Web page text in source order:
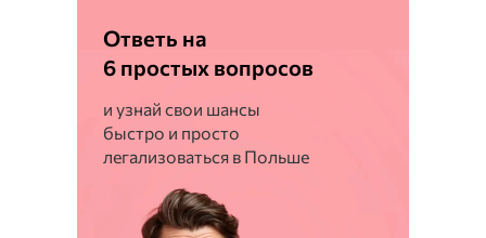
Ответь на
6 простых вопросов
и узнай свои шансы
быстро и просто
легализоваться в Польше